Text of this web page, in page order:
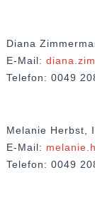
Diana
E-Mail:
Telefon: 0049
Melanie Herbst,
E-Mail:
Telefon: 0049